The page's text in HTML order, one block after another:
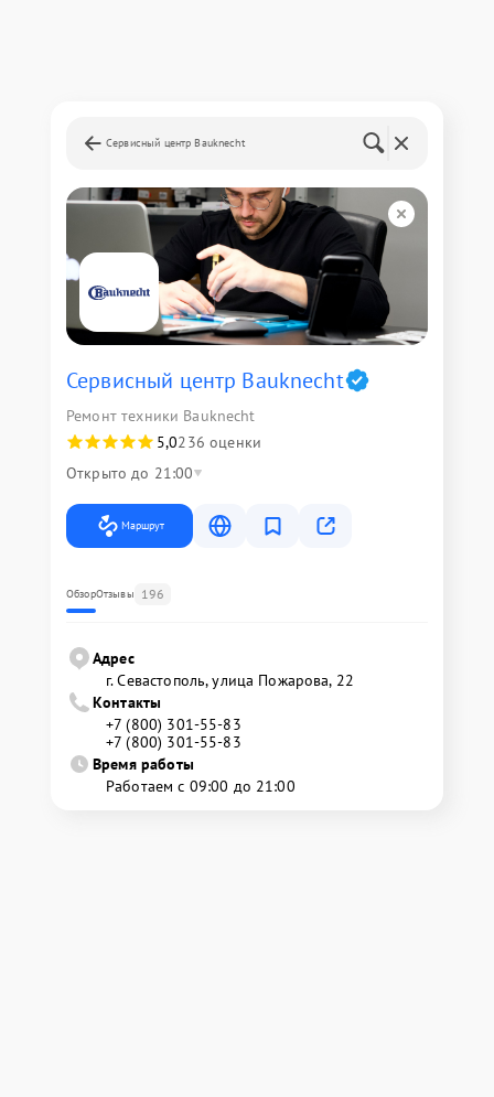
Сервисный центр Bauknecht
Сервисный центр Bauknecht
Ремонт техники Bauknecht
5,0236 оценки
Открыто до 21:00
Маршрут
ОбзорОтзывы 196
Адрес
г. Севастополь, улица Пожарова, 22
Контакты
+7 (800) 301-55-83
+7 (800) 301-55-83
Время работы
Работаем с 09:00 до 21:00